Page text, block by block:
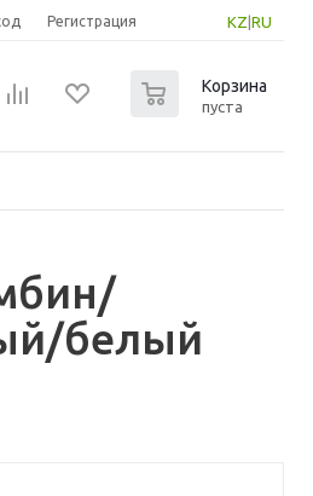
KZ RU
Регистрация
Корзина
пуста
белый